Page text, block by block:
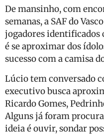
De mansinho, com
semanas, a SAF do
jogadores identificados
é se aproximar dos
sucesso com a camisa
Lúcio tem conversado
executivo busca
Ricardo Gomes,
Alguns já foram
ideia é ouvir, sondar